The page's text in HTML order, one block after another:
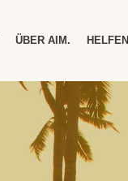
ÜBER AIM. HELFEN